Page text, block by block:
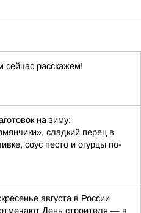
расскажем!
на зиму:
сладкий перец в
соус песто и огурцы по-
августа в России
День строителя — в